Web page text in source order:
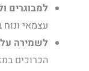
למבוגרים
עצמאי
לשמירה על
הכרוכים